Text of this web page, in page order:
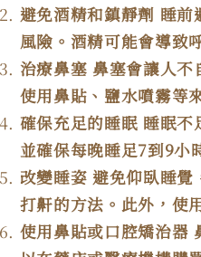
避免酒精和鎮靜劑 睡前
風險。酒精可能會導致
治療鼻塞 鼻塞會讓人不
使用鼻貼、鹽水噴霧等
確保充足的睡眠 睡眠不
並確保每晚睡足7到9小
改變睡姿 避免仰臥睡覺
打鼾的方法。此外，使
使用鼻貼或口腔矯治器